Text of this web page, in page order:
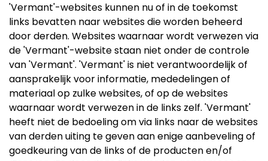
'Vermant'-websites kunnen nu of in de toekomst
links bevatten naar websites die worden beheerd
door derden. Websites waarnaar wordt verwezen via
de 'Vermant'-website staan niet onder de controle
van 'Vermant'. 'Vermant' is niet verantwoordelijk of
aansprakelijk voor informatie, mededelingen of
materiaal op zulke websites, of op de websites
waarnaar wordt verwezen in de links zelf. 'Vermant'
heeft niet de bedoeling om via links naar de websites
van derden uiting te geven aan enige aanbeveling of
goedkeuring van de links of de producten en/of